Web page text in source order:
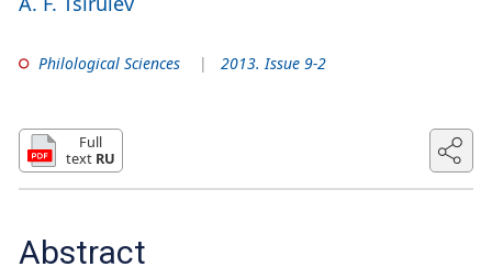
Philological Sciences 2013. Issue 9-2
Full
text RU
Abstract